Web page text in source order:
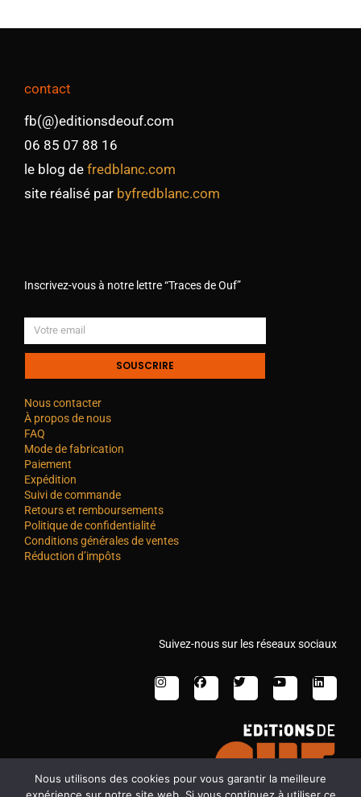
contact
fb(@)editionsdeouf.com
06 85 07 88 16
le blog de fredblanc.com
site réalisé par byfredblanc.com
Inscrivez-vous à notre lettre “Traces de Ouf”
SOUSCRIRE
Nous contacter
À propos de nous
FAQ
Mode de fabrication
Paiement
Expédition
Suivi de commande
Retours et remboursements
Politique de confidentialité
Conditions générales de ventes
Réduction d’impôts
Suivez-nous sur les réseaux sociaux
Nous utilisons des cookies pour vous garantir la meilleure